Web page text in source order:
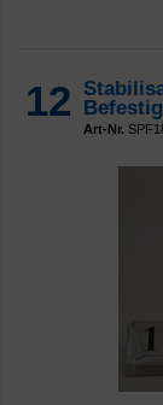
12
Art-Nr.